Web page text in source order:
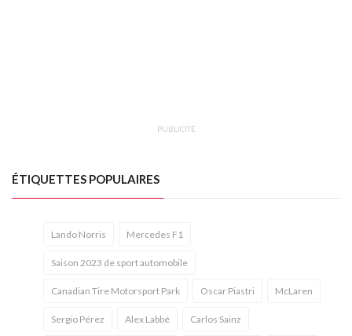
PUBLICITÉ
ÉTIQUETTES POPULAIRES
Lando Norris Mercedes F1
Saison 2023 de sport automobile
Canadian Tire Motorsport Park Oscar Piastri McLaren
Sergio Pérez Alex Labbé Carlos Sainz